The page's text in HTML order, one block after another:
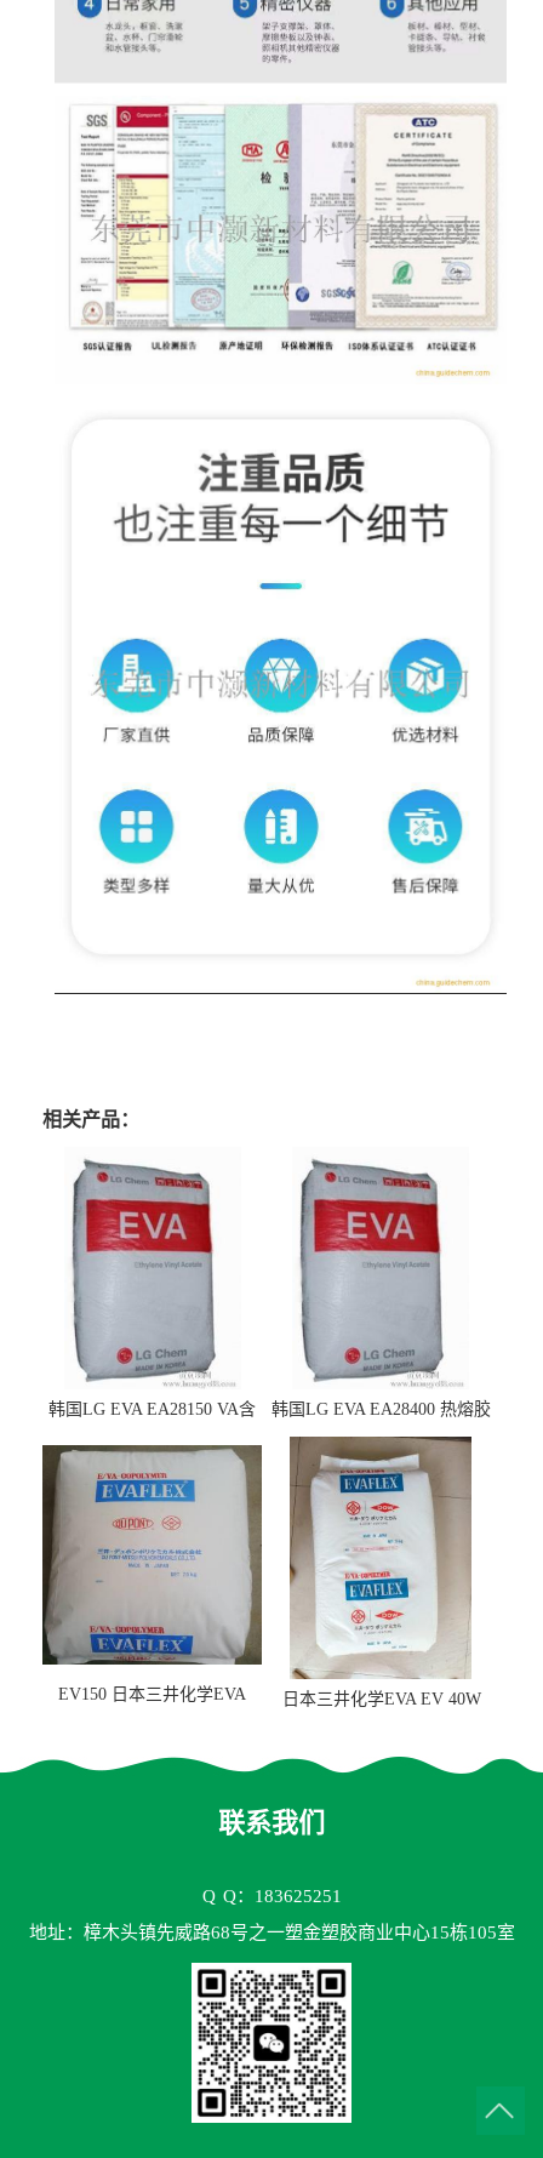
相关产品：
韩国LG EVA EA28150 VA含
韩国LG EVA EA28400 热熔胶
级 VA含量28 熔指400
EV150 日本三井化学EVA
日本三井化学EVA EV 40W
联系我们
Q Q：183625251
地址：樟木头镇先威路68号之一塑金塑胶商业中心15栋105室